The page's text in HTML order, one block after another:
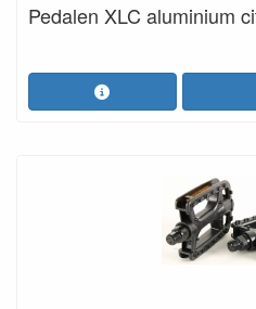
Pedalen XLC aluminium